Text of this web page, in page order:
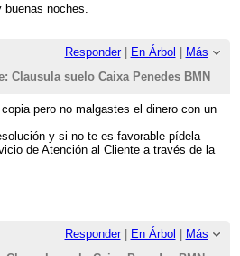
noches.
Responder| En Árbol
Más
Clausula suelo Caixa Penedes BMN
pero no malgastes el dinero con un
y si no te es favorable pídela
de Atención al Cliente a través de la
Responder| En Árbol
Más